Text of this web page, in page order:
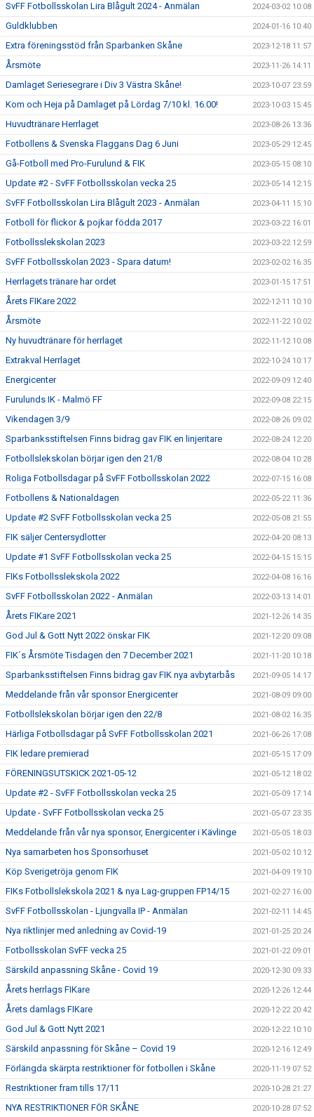
SvFF Fotbollsskolan Lira Blågult 2024 - Anmälan 2024-03-02 10:08
Guldklubben 2024-01-16 10:40
Extra föreningsstöd från Sparbanken Skåne 2023-12-18 11:57
Årsmöte 2023-11-26 14:11
Damlaget Seriesegrare i Div 3 Västra Skåne! 2023-10-07 23:59
Kom och Heja på Damlaget på Lördag 7/10 kl. 16.00! 2023-10-03 15:45
Huvudtränare Herrlaget 2023-08-26 13:36
Fotbollens & Svenska Flaggans Dag 6 Juni 2023-05-29 12:45
Gå-Fotboll med Pro-Furulund & FIK 2023-05-15 08:10
Update #2 - SvFF Fotbollsskolan vecka 25 2023-05-14 12:15
SvFF Fotbollsskolan Lira Blågult 2023 - Anmälan 2023-04-11 15:10
Fotboll för flickor & pojkar födda 2017 2023-03-22 16:01
Fotbollsslekskolan 2023 2023-03-22 12:59
SvFF Fotbollsskolan 2023 - Spara datum! 2023-02-02 16:35
Herrlagets tränare har ordet 2023-01-15 17:51
Årets FIKare 2022 2022-12-11 10:10
Årsmöte 2022-11-22 10:02
Ny huvudtränare för herrlaget 2022-11-12 10:08
Extrakval Herrlaget 2022-10-24 10:17
Energicenter 2022-09-09 12:40
Furulunds IK - Malmö FF 2022-09-08 22:15
Vikendagen 3/9 2022-08-26 09:02
Sparbanksstiftelsen Finns bidrag gav FIK en linjeritare 2022-08-24 12:20
Fotbollslekskolan börjar igen den 21/8 2022-08-04 10:28
Roliga Fotbollsdagar på SvFF Fotbollsskolan 2022 2022-07-15 16:08
Fotbollens & Nationaldagen 2022-05-22 11:36
Update #2 SvFF Fotbollsskolan vecka 25 2022-05-08 21:55
FIK säljer Centersydlotter 2022-04-20 08:13
Update #1 SvFF Fotbollsskolan vecka 25 2022-04-15 15:15
FIKs Fotbollsslekskola 2022 2022-04-08 16:16
SvFF Fotbollsskolan 2022 - Anmälan 2022-03-13 14:01
Årets FIKare 2021 2021-12-26 14:35
God Jul & Gott Nytt 2022 önskar FIK 2021-12-20 09:08
FIK´s Årsmöte Tisdagen den 7 December 2021 2021-11-20 10:18
Sparbanksstiftelsen Finns bidrag gav FIK nya avbytarbås 2021-09-05 14:17
Meddelande från vår sponsor Energicenter 2021-08-09 09:00
Fotbollslekskolan börjar igen den 22/8 2021-08-02 16:35
Härliga Fotbollsdagar på SvFF Fotbollsskolan 2021 2021-06-26 17:08
FIK ledare premierad 2021-05-15 17:09
FÖRENINGSUTSKICK 2021-05-12 2021-05-12 18:02
Update #2 - SvFF Fotbollsskolan vecka 25 2021-05-09 17:14
Update - SvFF Fotbollsskolan vecka 25 2021-05-07 23:35
Meddelande från vår nya sponsor, Energicenter i Kävlinge 2021-05-05 18:03
Nya samarbeten hos Sponsorhuset 2021-05-02 10:12
Köp Sverigetröja genom FIK 2021-04-09 19:10
FIKs Fotbollslekskola 2021 & nya Lag-gruppen FP14/15 2021-02-27 16:00
SvFF Fotbollsskolan - Ljungvalla IP - Anmälan 2021-02-11 14:45
Nya riktlinjer med anledning av Covid-19 2021-01-25 20:24
Fotbollsskolan SvFF vecka 25 2021-01-22 09:01
Särskild anpassning Skåne - Covid 19 2020-12-30 09:33
Årets herrlags FIKare 2020-12-26 12:44
Årets damlags FIKare 2020-12-22 20:42
God Jul & Gott Nytt 2021 2020-12-22 10:10
Särskild anpassning för Skåne – Covid 19 2020-12-16 12:49
Förlängda skärpta restriktioner för fotbollen i Skåne 2020-11-19 07:52
Restriktioner fram tills 17/11 2020-10-28 21:27
NYA RESTRIKTIONER FÖR SKÅNE 2020-10-28 07:52